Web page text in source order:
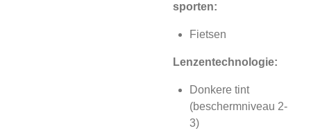
sporten:
Fietsen
Lenzentechnologie:
Donkere tint
(beschermniveau 2-
3)